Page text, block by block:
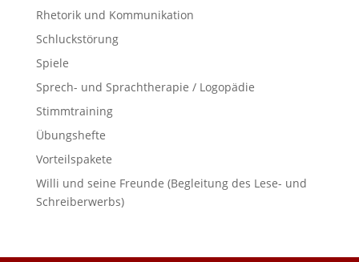
Rhetorik und Kommunikation
Schluckstörung
Spiele
Sprech- und Sprachtherapie / Logopädie
Stimmtraining
Übungshefte
Vorteilspakete
Willi und seine Freunde (Begleitung des Lese- und
Schreiberwerbs)